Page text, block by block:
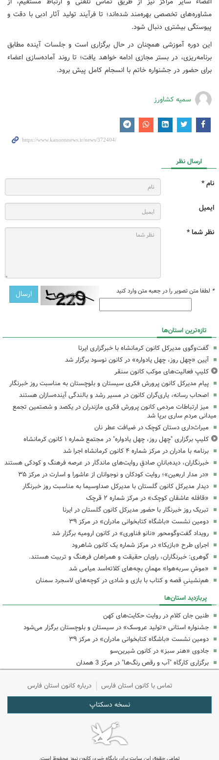
مشاوره‌های تخصصی بهره‌مند شده‌اند؛ تا فرآیند تولید آثار ادبی با دقت و
پیوستگی بیشتری دنبال شود.
این دوره آموزشی همچنان در حال برگزاری است و جلسات آینده مطابق
برنامه‌ریزی، در بستر مجازی ادامه خواهد یافت؛ تا روند آماده‌سازی اعضاء
برای حضور در جشنواره خاتم با انسجام کامل پیش برود.
سمیه کشاورز
ارسال نظر
نام *
ایمیل
نظر شما *
* لطفا متن تصویر را در جعبه متن وارد کنید
تازه‌ترین استان‌ها
گفت‌وگوی مدیرکل کانون کرمانشاه با خبرگزاری ایرنا
آیین «چهل روز، چهل یادواره» در کانون نوسود برگزار شد
کلیپ فعالیت‌های موکب کانون سنقر
پیام مدیرکل کانون پرورش فکری سیستان و بلوچستان به مناسبت روز خبرنگار
اصحاب رسانه، یاری‌گران کانون در مسیر رشد و بالندگی آینده‌سازان هستند
میز ارتباطات مردمی کانون پرورش فکری مازندران در یکصد و شصتمین تجمع
میدانی مردم ساری برپا شد
میراث‌داری دستان کوچک در ضیافت عطر نان
کلیپ برگزاری "چهل روز، چهل یادواره" در مجتمع شماره ۱ کانون کرمانشاه
برنامه با مادران در مرکز شماره ۴ کانون کرمانشاه اجرا شد
خبرنگاران، دیده‌بانانِ صادقِ روایت‌های ماندگار در عرصه فرهنگ و کودکی هستند
«در مدار اربعین»؛ روایت کودکان و نوجوانان از عاشورا و اسارت در مرکز ۳۵
دیدار مدیرکل کانون گلستان با مدیرکل صداوسیما به مناسبت روز خبرنگار
«قافله عاشقان کوچک» در مرکز شماره ۲ قرچک
تبریک روز خبرنگار با حضور مدیرکل کانون گلستان در ایرنا
دومین نشست «باشگاه کتابخوانی مادران» در مرکز ۳۹
رویداد گفت‌وگومحور «نانو فناوری» در کانون ارومیه برگزار شد
اجرای طرح «بازیکا» در مرکز شماره یک کانون شاهرود
گوهری: خبرنگاران، راویان حقیقت و همراهان فرهنگ و تربیت هستند.
«موشِ سربه‌هوا» مهمانِ بچه‌های کلاته‌اسد میامی شد
هم‌نشینیِ قصه و کتاب با بازی و شادی در کوچه‌های لاسجرد سمنان
پربازدید استان‌ها
طنین جان کلام در روایت حکایت‌های کهن
جشنواره استانی «تولید عروسک» در سیستان و بلوچستان برگزار می‌شود
دومین نشست «باشگاه کتابخوانی مادران» در مرکز ۳۹
جادوی «هنر سبز» در کانون شیرین‌سو
برگزاری کارگاه "آب و رقص رنگ‌ها" در مرکز 3 همدان
تماس با کانون استان فارس درباره کانون استان فارس
نسخه دسکتاپ